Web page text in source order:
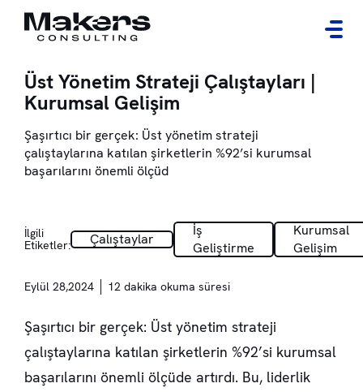
Üst Yönetim Strateji Çalıştayları |
Kurumsal Gelişim
Şaşırtıcı bir gerçek: Üst yönetim strateji
çalıştaylarına katılan şirketlerin %92’si kurumsal
başarılarını önemli ölçüd
İlgili
Etiketler:
Çalıştaylar
İş
Geliştirme
Kurumsal
Gelişim
Eylül 28,2024 12 dakika okuma süresi
Şaşırtıcı bir gerçek: Üst yönetim strateji
çalıştaylarına katılan şirketlerin %92’si kurumsal
başarılarını önemli ölçüde artırdı. Bu, liderlik